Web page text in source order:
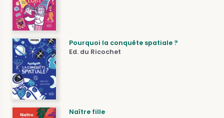
Pourquoi la conquête spatiale ?
Ed. du Ricochet
Naître fille